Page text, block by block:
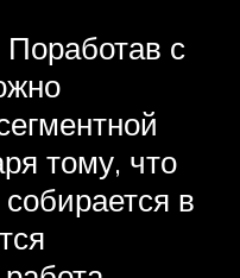
с
тому, что
в